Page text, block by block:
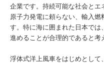
企業です。持続可能な社会と
原子力発電に頼らない、輸入燃
す。特に海に囲まれた日本で
進めることが合理的であると考
浮体式洋上風車をはじめとし